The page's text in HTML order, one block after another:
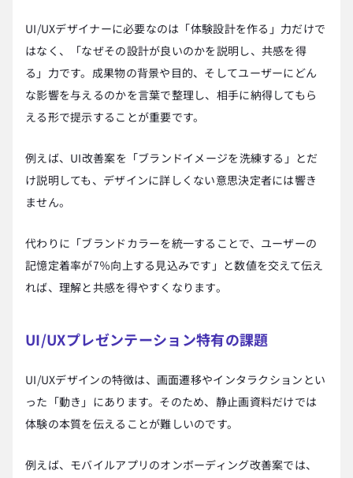
UI/UXデザイナーに必要なのは「体験設計を作る」力だけで
はなく、「なぜその設計が良いのかを説明し、共感を得
る」力です。成果物の背景や目的、そしてユーザーにどん
な影響を与えるのかを言葉で整理し、相手に納得してもら
える形で提示することが重要です。
例えば、UI改善案を「ブランドイメージを洗練する」とだ
け説明しても、デザインに詳しくない意思決定者には響き
ません。
代わりに「ブランドカラーを統一することで、ユーザーの
記憶定着率が7％向上する見込みです」と数値を交えて伝え
れば、理解と共感を得やすくなります。
UI/UXプレゼンテーション特有の課題
UI/UXデザインの特徴は、画面遷移やインタラクションとい
った「動き」にあります。そのため、静止画資料だけでは
体験の本質を伝えることが難しいのです。
例えば、モバイルアプリのオンボーディング改善案では、